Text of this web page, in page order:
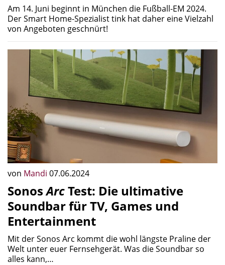
Am 14. Juni beginnt in München die Fußball-EM 2024.
Der Smart Home-Spezialist tink hat daher eine Vielzahl
von Angeboten geschnürt!
von Mandi 07.06.2024
SonosArcTest: Die ultimative
Soundbar für TV, Games und
Entertainment
Mit der Sonos Arc kommt die wohl längste Praline der
Welt unter euer Fernsehgerät. Was die Soundbar so
alles kann,…